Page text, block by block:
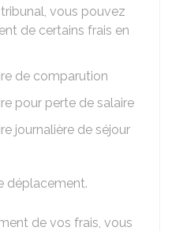
vous pouvez
de certains frais en
de comparution
pour perte de salaire
journalière de séjour
déplacement.
de vos frais, vous